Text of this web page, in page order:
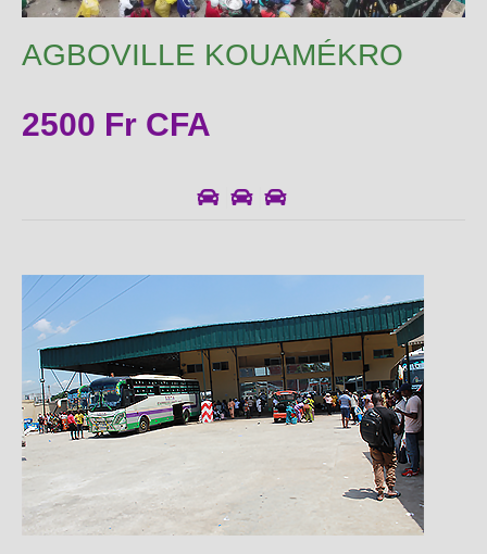
AGBOVILLE KOUAMÉKRO
2500 Fr CFA